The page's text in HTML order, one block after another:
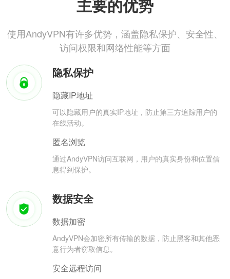
主要的优势
使用AndyVPN有许多优势，涵盖隐私保护、安全性、
访问权限和网络性能等方面
隐私保护
隐藏IP地址
可以隐藏用户的真实IP地址，防止第三方追踪用户的
在线活动。
匿名浏览
通过AndyVPN访问互联网，用户的真实身份和位置信
息得到保护。
数据安全
数据加密
AndyVPN会加密所有传输的数据，防止黑客和其他恶
意行为者窃取信息。
安全远程访问